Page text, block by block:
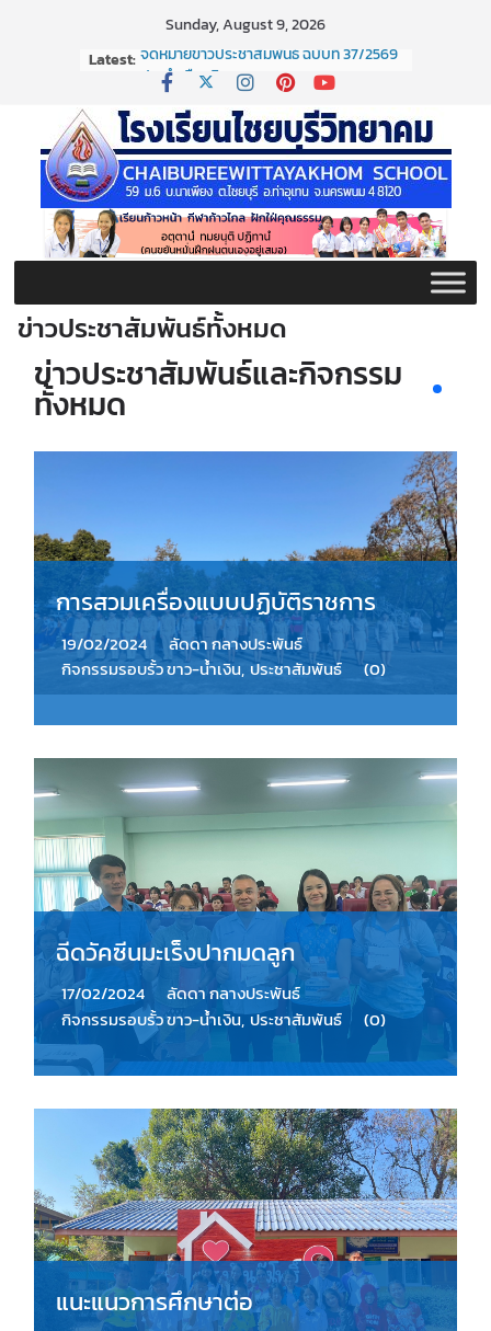
Sunday, August 9, 2026
Latest: จดหมายข่าวประชาสัมพันธ์ ฉบับที่ 37/2569
ประจำเดือนมิถุนายน 2569
ประจำเดือนมิถุนายน 2569
กิจกรรมต่อต้านยาเสพติด ปี ๒๕๖๙
กิจกรรมวันสุนทรภู่ ประจำปี ๒๕๖๙
จดหมายข่าวประชาสัมพันธ์ ฉบับที่ 38/2569
ประจำเดือนมิถุนายน 2569
ข่าวประชาสัมพันธ์ทั้งหมด
ข่าวประชาสัมพันธ์และกิจกรรม
ทั้งหมด
การสวมเครื่องแบบปฏิบัติราชการ
19/02/2024
ลัดดา กลางประพันธ์
กิจกรรมรอบรั้ว ขาว-น้ำเงิน, ประชาสัมพันธ์ (0)
ฉีดวัคซีนมะเร็งปากมดลูก
17/02/2024
ลัดดา กลางประพันธ์
กิจกรรมรอบรั้ว ขาว-น้ำเงิน, ประชาสัมพันธ์ (0)
แนะแนวการศึกษาต่อ